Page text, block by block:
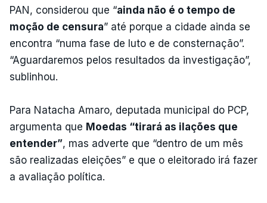
PAN, considerou que “ainda não é o tempo de
moção de censura” até porque a cidade ainda se
encontra “numa fase de luto e de consternação”.
“Aguardaremos pelos resultados da investigação”,
sublinhou.
Para Natacha Amaro, deputada municipal do PCP,
argumenta que Moedas “tirará as ilações que
entender”, mas adverte que “dentro de um mês
são realizadas eleições” e que o eleitorado irá fazer
a avaliação política.